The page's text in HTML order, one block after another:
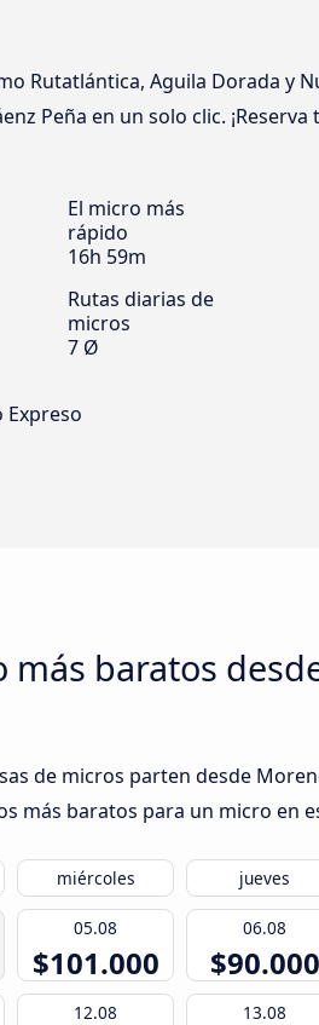
Rutatlántica, Aguila Dorada y
Peña en un solo clic.
El micro más
rápido
16h 59m
Rutas diarias de
micros
7 Ø
Expreso
más baratos
de micros parten desde
más baratos para un micro en
miércoles jueves
05.08
$101.000
06.08
$90.000
12.08 13.08